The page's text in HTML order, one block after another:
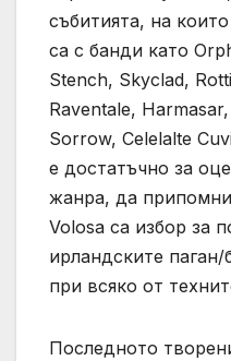
събитията, на
са с банди като
Stench, Skyclad,
Raventale,
Sorrow, Celelalte
е достатъчно за
жанра, да
Volosa са избор за
ирландските
при всяко от
Последното